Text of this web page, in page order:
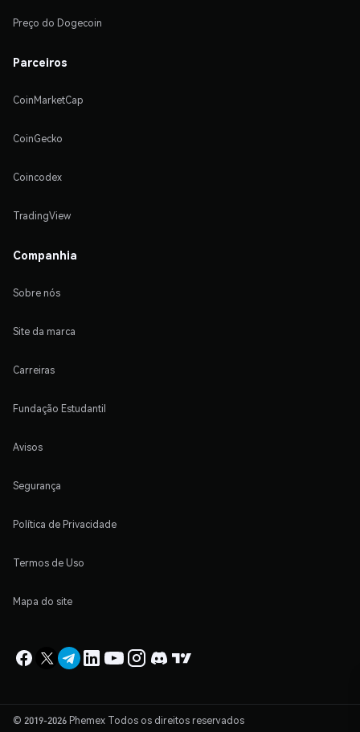
Preço do Dogecoin
Parceiros
CoinMarketCap
CoinGecko
Coincodex
TradingView
Companhia
Sobre nós
Site da marca
Carreiras
Fundação Estudantil
Avisos
Segurança
Política de Privacidade
Termos de Uso
Mapa do site
© 2019-2026 Phemex Todos os direitos reservados